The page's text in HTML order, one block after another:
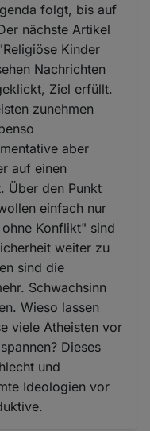
folgt, bis auf
nächste Artikel
Kinder
Nachrichten
Ziel erfüllt.
zunehmen
aber
auf einen
Über den Punkt
einfach nur
Konflikt" sind
weiter zu
sind die
Schwachsinn
Wieso lassen
viele Atheisten vor
Dieses
und
Ideologien vor